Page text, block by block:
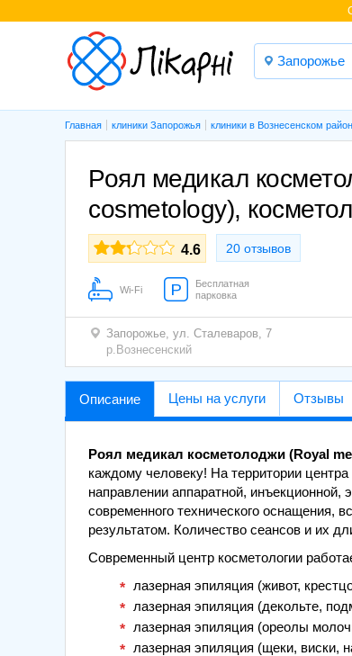
Запорожье
Главная клиники Запорожья клиники в Вознесенском
Роял медикал
cosmetology),
4.6 20 отзывов
Wi-Fi
Бесплатная
парковка
Запорожье, ул. Сталеваров, 7
р.Вознесенский
Описание Цены на услуги Отзывы
Роял медикал косметолоджи (Royal
каждому человеку! На территории
направлении аппаратной, инъекционной,
современного технического оснащения,
результатом. Количество сеансов и их
Современный центр косметологии
лазерная эпиляция (живот,
лазерная эпиляция (декольте,
лазерная эпиляция (ореолы
лазерная эпиляция (щеки, виски,